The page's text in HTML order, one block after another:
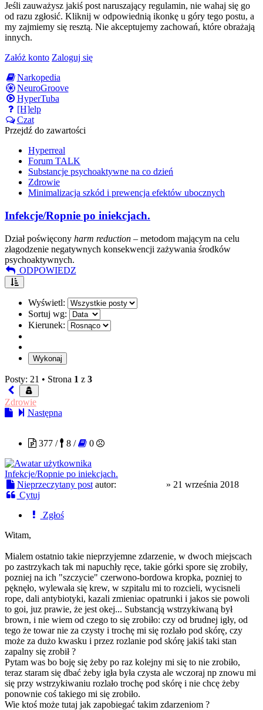
Jeśli zauważysz jakiś post naruszający regulamin, nie wahaj się go
od razu zgłosić. Kliknij w odpowiednią ikonkę u góry tego postu, a
my zajmiemy się resztą. Nie akceptujemy zachowań, które obrażają
innych.
Załóż konto Zaloguj się
Narkopedia
NeuroGroove
HyperTuba
[H]elp
Czat
Przejdź do zawartości
Hyperreal
Forum TALK
Substancje psychoaktywne na co dzień
Zdrowie
Minimalizacja szkód i prewencja efektów ubocznych
Infekcje/Ropnie po iniekcjach.
Dział poświęcony harm reduction – metodom mającym na celu
złagodzenie negatywnych konsekwencji zażywania środków
psychoaktywnych.
ODPOWIEDZ
Wyświetl:
Sortuj wg:
Kierunek:
Posty: 21 • Strona 1 z 3
Zdrowie
Następna
377 /
8 / 0
Infekcje/Ropnie po iniekcjach.
Nieprzeczytany post autor: » 21 września 2018
Cytuj
Zgłoś
Witam,
Mialem ostatnio takie nieprzyjemne zdarzenie, w dwoch miejscach
po zastrzykach tak mi napuchły ręce, takie górki spore się zrobiły,
pozniej na ich "szczycie" czerwono-bordowa kropka, pozniej to
pęknęło, wylewała się krew, w szpitalu mi to rozcieli, wycisneli
rope, dali antybiotyki, kazali zmieniac opatrunki i jakos sie powoli
to goi, juz prawie, że jest okej... Substancją wstrzykiwaną był
brown, i nie wiem od czego to się zrobiło: czy od brudnej igły, od
tego że towar nie za czysty i trochę mi się rozlało pod skórę, czy
może za dużo kwasku i przez rozlanie pod skórę jakiś taki stan
zapalny się zrobił ?
Pytam was bo boję się żeby po raz kolejny mi się to nie zrobiło,
teraz staram się dbać żeby igła była czysta ale wczoraj np znowu mi
się przy wstrzykiwaniu rozlało trochę pod skórę i nie chcę żeby
ponownie coś takiego mi się zrobiło.
Wie ktoś może tutaj jak zapobiegać takim zdarzeniom ?